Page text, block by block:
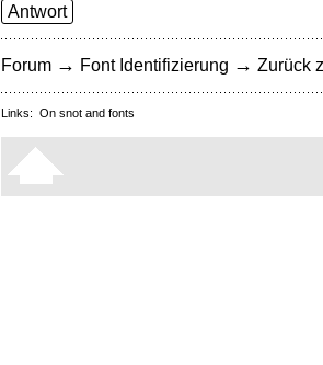
Antwort
Forum → Font Identifizierung → Zurück
Links: On snot and fonts